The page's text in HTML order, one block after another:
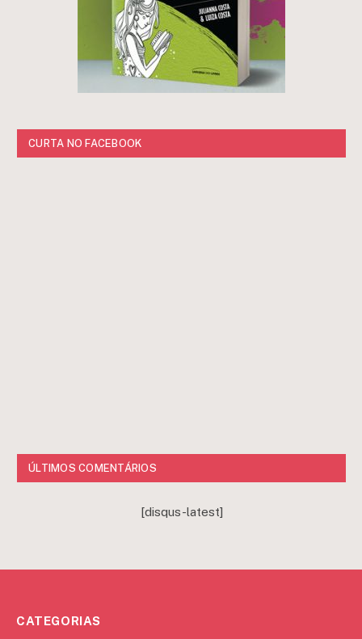
CURTA NO FACEBOOK
ÚLTIMOS COMENTÁRIOS
[disqus-latest]
CATEGORIAS